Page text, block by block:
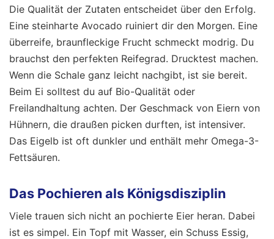
Die Qualität der Zutaten entscheidet über den Erfolg.
Eine steinharte Avocado ruiniert dir den Morgen. Eine
überreife, braunfleckige Frucht schmeckt modrig. Du
brauchst den perfekten Reifegrad. Drucktest machen.
Wenn die Schale ganz leicht nachgibt, ist sie bereit.
Beim Ei solltest du auf Bio-Qualität oder
Freilandhaltung achten. Der Geschmack von Eiern von
Hühnern, die draußen picken durften, ist intensiver.
Das Eigelb ist oft dunkler und enthält mehr Omega-3-
Fettsäuren.
Das Pochieren als Königsdisziplin
Viele trauen sich nicht an pochierte Eier heran. Dabei
ist es simpel. Ein Topf mit Wasser, ein Schuss Essig,